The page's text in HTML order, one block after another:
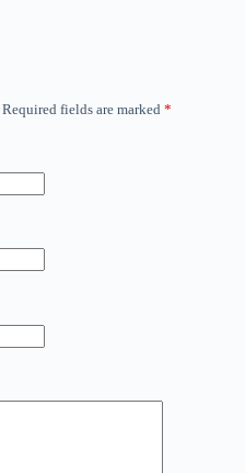
Required fields are marked *